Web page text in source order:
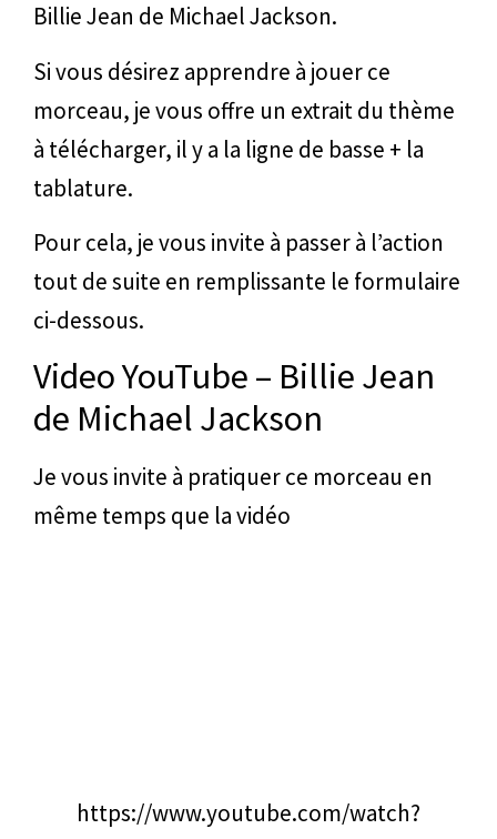
Billie Jean de Michael Jackson.
Si vous désirez apprendre à jouer ce
morceau, je vous offre un extrait du thème
à télécharger, il y a la ligne de basse + la
tablature.
Pour cela, je vous invite à passer à l’action
tout de suite en remplissante le formulaire
ci-dessous.
Video YouTube – Billie Jean
de Michael Jackson
Je vous invite à pratiquer ce morceau en
même temps que la vidéo
https://www.youtube.com/watch?